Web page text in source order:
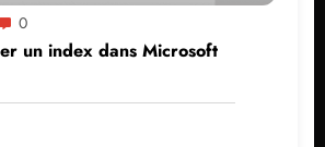
0
un index dans Microsoft